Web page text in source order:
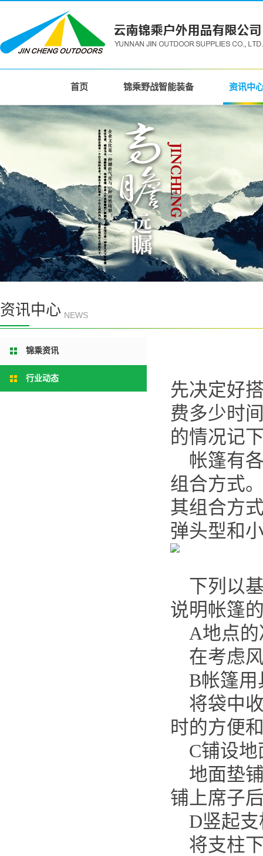
首页 锦乘野战智能装备 资讯中
资讯中心 NEWS
锦乘资讯
行业动态
先决定好
费多少时
的情况记
帐篷有各
组合方式
其组合方
弹头型和
下列以基
说明帐篷
A地点
在考虑
B帐篷用
将袋中收
时的方便
C铺设地
地面垫铺
铺上席子
D竖起支
将支柱下